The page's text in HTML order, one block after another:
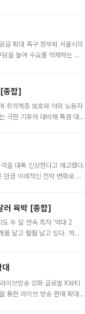
급 확대 촉구 정부와 서울시의
을 높여 수요를 억제하는 카
종합]
취약계층 보호와 야외 노동자
극한 기후에 대비해 폭염 대응
을 대폭 인상한다고 예고했다.
만큼 이례적인 전략 변화로 평
러 육박 [종합]
두 달 연속 흑자 '역대 2
달고 훨훨 날고 있다. 역대
이브방송 강화 글로벌 K뷰티
통한 라이브 방송 판매 확대에